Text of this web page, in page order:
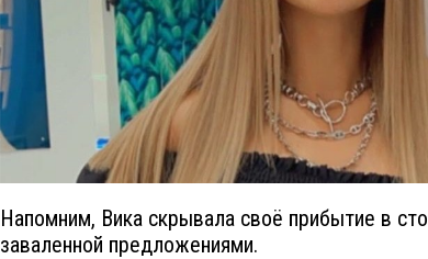
Напомним, Вика скрывала своё прибытие в
заваленной предложениями.